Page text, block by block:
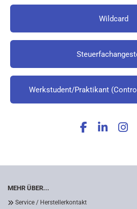
Wildcard
Werkstudent/Praktikant
MEHR ÜBER...
Service / Herstellerkontakt